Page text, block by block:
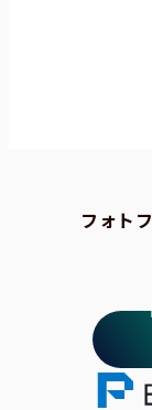
フォト